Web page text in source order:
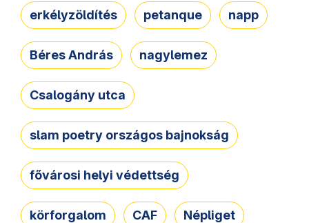
erkélyzöldítés petanque napp
Béres András nagylemez
Csalogány utca
slam poetry országos bajnokság
fővárosi helyi védettség
körforgalom CAF Népliget